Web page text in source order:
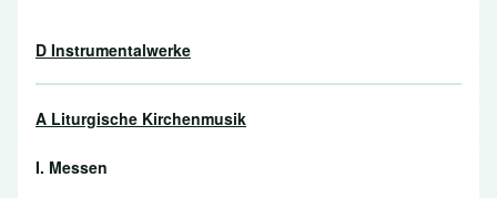
D Instrumentalwerke
A Liturgische Kirchenmusik
I. Messen